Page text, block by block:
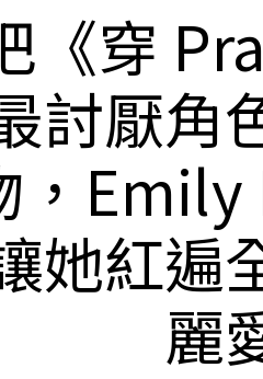
《穿
討厭角
，
她紅遍
麗